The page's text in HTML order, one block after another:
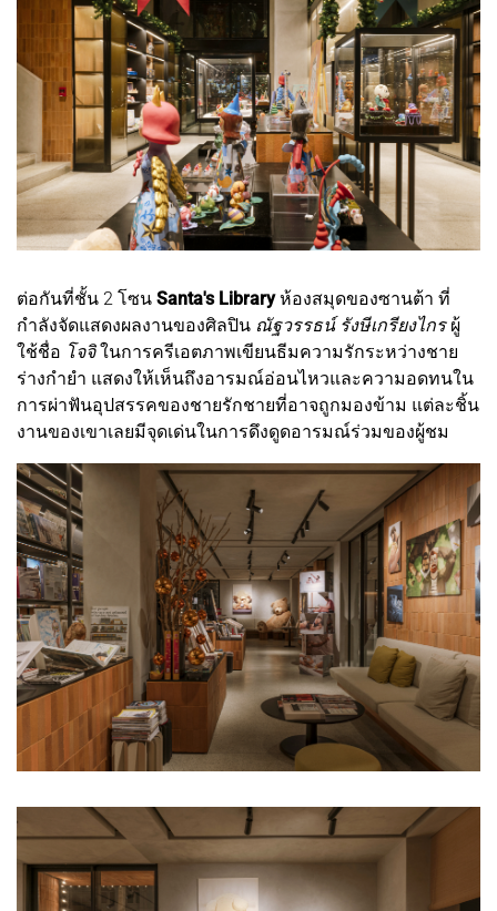
ต่อกันที่ชั้น 2 โซน Santa's Libraryห้องสมุดของซานต้า ที่
กำลังจัดแสดงผลงานของศิลปิน ณัฐวรรธน์ รังษีเกรียงไกรผู้
ใช้ชื่อ โจจิในการครีเอตภาพเขียนธีมความรักระหว่างชาย
ร่างกำยำ แสดงให้เห็นถึงอารมณ์อ่อนไหวและความอดทนใน
การผ่าฟันอุปสรรคของชายรักชายที่อาจถูกมองข้าม แต่ละชิ้น
งานของเขาเลยมีจุดเด่นในการดึงดูดอารมณ์ร่วมของผู้ชม